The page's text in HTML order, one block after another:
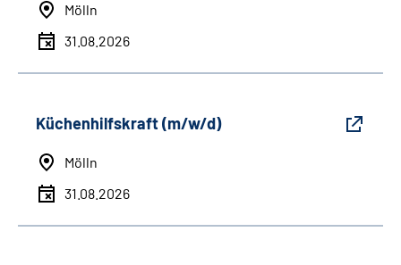
Mölln
31.08.2026
Küchenhilfskraft (m/w/d)
Mölln
31.08.2026